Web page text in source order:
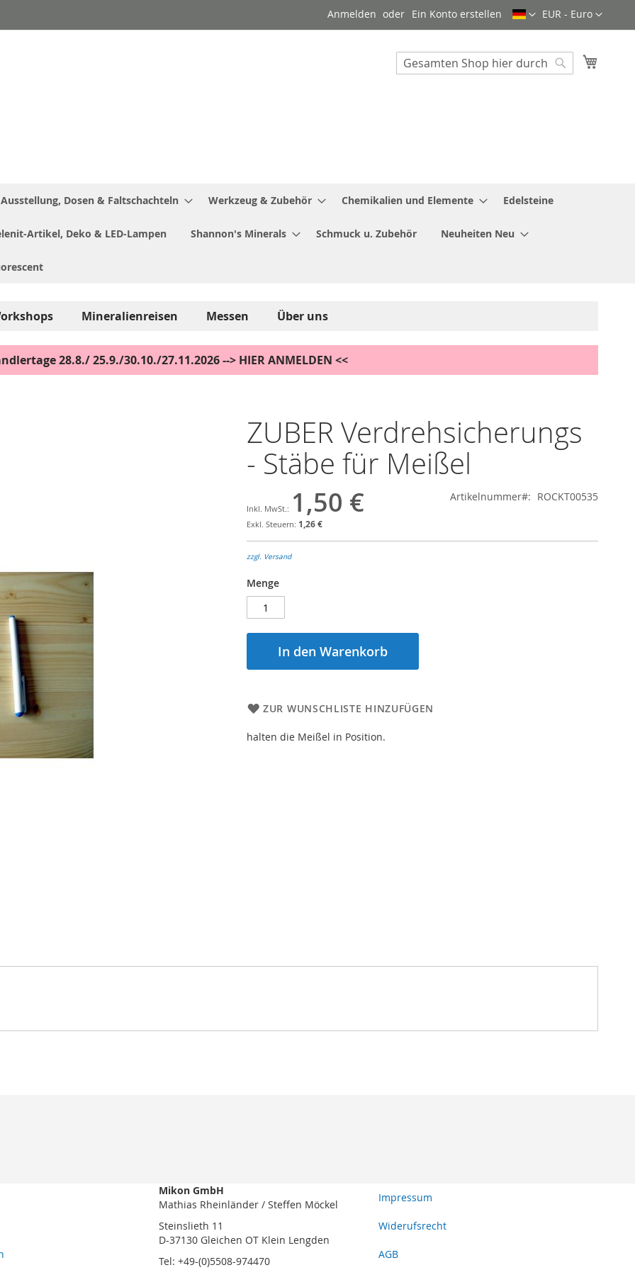
Währung
EUR - Euro
Sprache
Anmelden Ein Konto erstellen
Search
Ausstellung, Dosen & Faltschachteln Werkzeug & Zubehör Chemikalien und Elemente Edelsteine
Artikel, Deko & LED-Lampen Shannon's Minerals Schmuck u. Zubehör Neuheiten Neu
Mineralienreisen Messen Über uns
28.8./ 25.9./30.10./27.11.2026 --> HIER ANMELDEN <<
ZUBER Verdrehsicherungs
- Stäbe für Meißel
1,50 €
1,26 €
Artikelnummer ROCKT00535
zzgl. Versand
Menge
In den Warenkorb
ZUR WUNSCHLISTE HINZUFÜGEN
halten die Meißel in Position.
Mikon GmbH
Mathias Rheinländer / Steffen Möckel
Steinslieth 11
D-37130 Gleichen OT Klein Lengden
Tel: +49-(0)5508-974470
Impressum
Widerufsrecht
AGB